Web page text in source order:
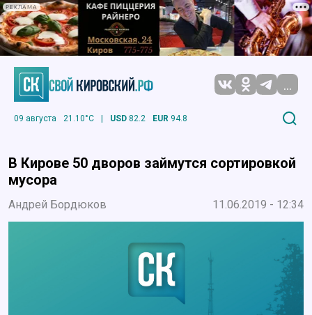
РЕКЛАМА
...
09 августа 21.10°C | USD 82.2 EUR 94.8
В Кирове 50 дворов займутся сортировкой
мусора
Андрей Бордюков 11.06.2019 - 12:34